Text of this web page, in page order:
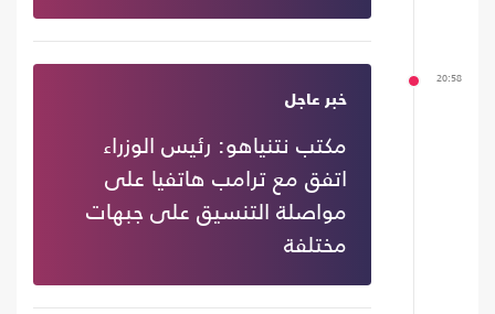
20:58
خبر عاجل
مكتب نتنياهو: رئيس الوزراء
اتفق مع ترامب هاتفيا على
مواصلة التنسيق على جبهات
مختلفة